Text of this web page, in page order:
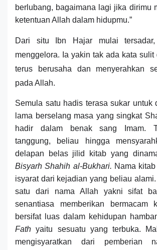
berlubang, bagaimana lagi jika dirimu
ketentuan Allah dalam hidupmu.”
Dari situ Ibn Hajar mulai tersadar,
menggelora. Ia yakin tak ada kata sulit
terus berusaha dan menyerahkan
pada Allah.
Semula satu hadis terasa sukar untuk
lama berselang masa yang singkat
hadir dalam benak sang
mam.
tanggung, beliau hingga
delapan belas jilid kitab yang
Bisyarh Shahih al-Bukhari. Nama
isyarat dari kejadian yang beliau
satu dari nama Allah yakni sifat
senantiasa memberikan bermacam
bersifat luas dalam kehidupan
Fath yaitu sesuatu yang terbuka.
mengisyaratkan dari pemberian